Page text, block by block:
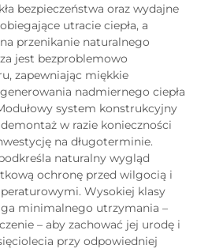
bezpieczeństwa oraz wydajne
utracie ciepła, a
przenikanie naturalnego
jest bezproblemowo
zapewniając miękkie
nadmiernego ciepła
system konstrukcyjny
w razie konieczności
na długoterminie.
naturalny wygląd
ochronę przed wilgocią i
Wysokiej klasy
minimalnego utrzymania –
– aby zachować jej urodę i
przy odpowiedniej